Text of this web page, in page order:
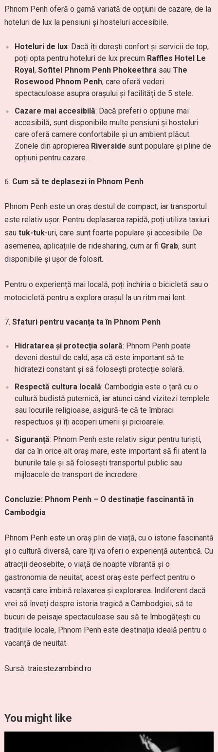
Phnom Penh oferă o gamă variată de opțiuni de cazare, de la
hoteluri de lux la pensiuni și hosteluri accesibile.
Hoteluri de lux: Dacă îți dorești confort și servicii de top,
poți opta pentru hoteluri de lux precum Raffles Hotel Le
Royal, Sofitel Phnom Penh Phokeethrasau The
Rosewood Phnom Penh, care oferă vederi
spectaculoase asupra orașului și facilități de 5 stele.
Cazare mai accesibilă: Dacă preferi o opțiune mai
accesibilă, sunt disponibile multe pensiuni și hosteluri
care oferă camere confortabile și un ambient plăcut.
Zonele din apropierea Riverside sunt populare și pline de
opțiuni pentru cazare.
Cum să te deplasezi în Phnom Penh
Phnom Penh este un oraș destul de compact, iar transportul
este relativ ușor. Pentru deplasarea rapidă, poți utiliza taxiuri
sau tuk-tuk-uri, care sunt foarte populare și accesibile. De
asemenea, aplicațiile de ridesharing, cum ar fi Grab, sunt
disponibile și ușor de folosit.
Pentru o experiență mai locală, poți închiria o bicicletă sau o
motocicletă pentru a explora orașul la un ritm mai lent.
Sfaturi pentru vacanța ta în Phnom Penh
Hidratarea și protecția solară: Phnom Penh poate
deveni destul de cald, așa că este important să te
hidratezi constant și să folosești protecție solară.
Respectă cultura locală: Cambodgia este o țară cu o
cultură budistă puternică, iar atunci când vizitezi templele
sau locurile religioase, asigură-te că te îmbraci
respectuos și îți acoperi umerii și picioarele.
Siguranță: Phnom Penh este relativ sigur pentru turiști,
dar ca în orice alt oraș mare, este important să fii atent la
bunurile tale și să folosești transportul public sau
mijloacele de transport de încredere.
Concluzie: Phnom Penh – O destinație fascinantă în
Cambodgia
Phnom Penh este un oraș plin de viață, cu o istorie fascinantă
și o cultură diversă, care îți va oferi o experiență autentică. Cu
atracții deosebite, o viață de noapte vibrantă și o
gastronomia de neuitat, acest oraș este perfect pentru o
vacanță care îmbină relaxarea și explorarea. Indiferent dacă
vrei să înveți despre istoria tragică a Cambodgiei, să te
bucuri de peisaje spectaculoase sau să te îmbogățești cu
tradițiile locale, Phnom Penh este destinația ideală pentru o
vacanță de neuitat.
Sursă: traiestezambind.ro
You might like